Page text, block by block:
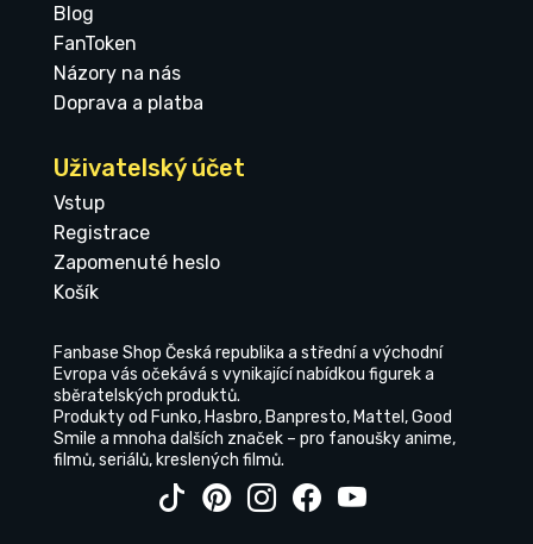
Blog
FanToken
Názory na nás
Doprava a platba
Uživatelský účet
Vstup
Registrace
Zapomenuté heslo
Košík
Fanbase Shop Česká republika a střední a východní
Evropa vás očekává s vynikající nabídkou figurek a
sběratelských produktů.
Produkty od Funko, Hasbro, Banpresto, Mattel, Good
Smile a mnoha dalších značek – pro fanoušky anime,
filmů, seriálů, kreslených filmů.